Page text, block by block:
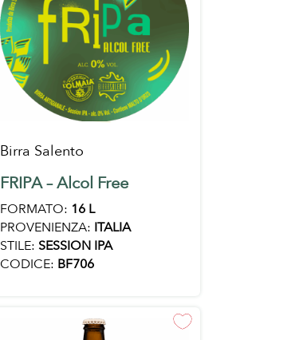
Birra Salento
FRIPA – Alcol Free
FORMATO: 16 L
PROVENIENZA: ITALIA
STILE: SESSION IPA
CODICE: BF706